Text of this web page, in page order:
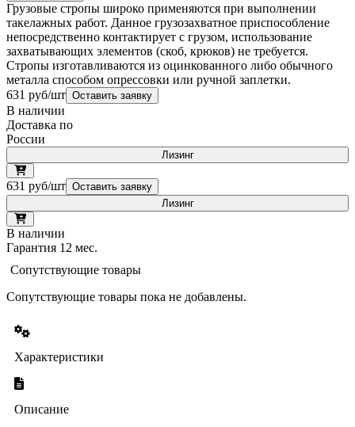
Грузовые стропы широко применяются при выполнении
такелажных работ. Данное грузозахватное приспособление
непосредственно контактирует с грузом, использование
захватывающих элементов (скоб, крюков) не требуется.
Стропы изготавливаются из оцинкованного либо обычного
металла способом опрессовки или ручной заплетки.
631 руб/шт Оставить заявку
В наличии
Доставка по
России
Лизинг
631 руб/шт Оставить заявку
Лизинг
В наличии
Гарантия 12 мес.
Сопутствующие товары
Сопутствующие товары пока не добавлены.
Характеристики
Описание